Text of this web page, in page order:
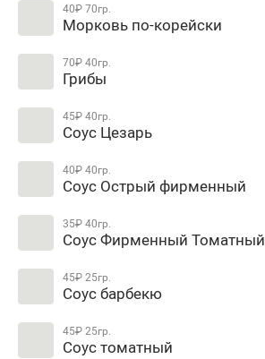
40₽70гр.
Морковь по-корейски
70₽40гр.
Грибы
45₽40гр.
Соус Цезарь
40₽40гр.
Соус Острый фирменный
35₽40гр.
Соус Фирменный Томатный
45₽25гр.
Соус барбекю
45₽25гр.
Соус томатный